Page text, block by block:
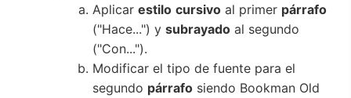
Aplicar estilo cursivo al primer párrafo
("Hace...") y subrayado al segundo
("Con...").
Modificar el tipo de fuente para el
segundo párrafo siendo Bookman Old